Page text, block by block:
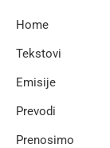
Home
Tekstovi
Emisije
Prevodi
Prenosimo